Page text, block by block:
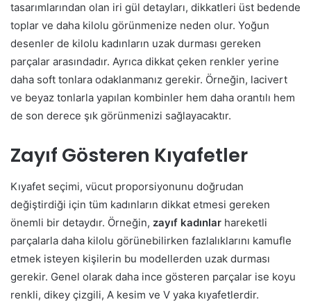
tasarımlarından olan iri gül detayları, dikkatleri üst bedende
toplar ve daha kilolu görünmenize neden olur. Yoğun
desenler de kilolu kadınların uzak durması gereken
parçalar arasındadır. Ayrıca dikkat çeken renkler yerine
daha soft tonlara odaklanmanız gerekir. Örneğin, lacivert
ve beyaz tonlarla yapılan kombinler hem daha orantılı hem
de son derece şık görünmenizi sağlayacaktır.
Zayıf Gösteren Kıyafetler
Kıyafet seçimi, vücut proporsiyonunu doğrudan
değiştirdiği için tüm kadınların dikkat etmesi gereken
önemli bir detaydır. Örneğin, zayıf kadınlar hareketli
parçalarla daha kilolu görünebilirken fazlalıklarını kamufle
etmek isteyen kişilerin bu modellerden uzak durması
gerekir. Genel olarak daha ince gösteren parçalar ise koyu
renkli, dikey çizgili, A kesim ve V yaka kıyafetlerdir.